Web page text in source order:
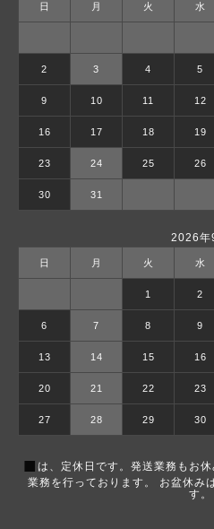
日 月 火 水
2 3 4 5
9 10 11 12
16 17 18 19
23 24 25 26
30 31
2026年
日 月 火 水
1 2
6 7 8 9
13 14 15 16
20 21 22 23
27 28 29 30
■ は、定休日です。発送業務もお
業務を行っております。 お盆休み
す。